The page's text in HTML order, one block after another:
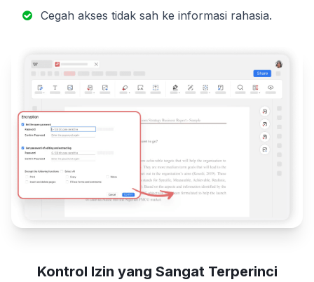
Cegah akses tidak sah ke informasi rahasia.
Kontrol Izin yang Sangat Terperinci